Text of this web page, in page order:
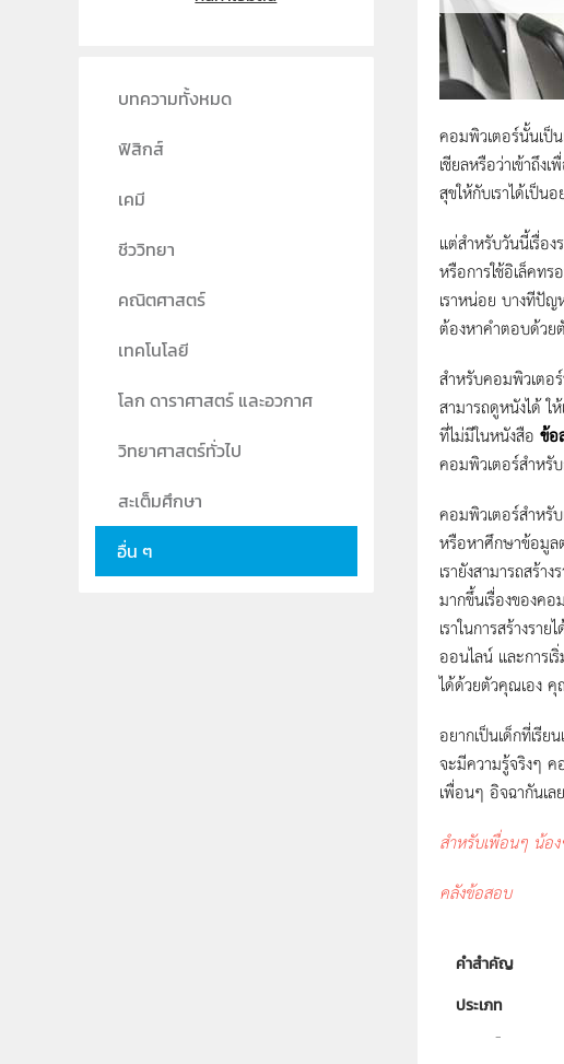
คอมพิวเตอร์นั้นเป็
เชียลหรือว่าเข้าถึ
สุขให้กับเราได้เป็นอ
แต่สำหรับวันนี้เรื่อ
หรือการใช้อิเล็คทร
เราหน่อย บางทีปัญ
ต้องหาคำตอบด้วย
สำหรับคอมพิวเตอร์
สามารถดูหนังได้ ใ
ที่ไม่มีในหนังสือ ข้อ
คอมพิวเตอร์สำหรับ
คอมพิวเตอร์สำหรับ
หรือหาศึกษาข้อมูล
เรายังสามารถสร้
มากขึ้นเรื่องของค
เราในการสร้างร
ออนไลน์ และการเ
ได้ด้วยตัวคุณเอง คุ
อยากเป็นเด็กที่เรี
จะมีความรู้จริงๆ ค
เพื่อนๆ อิจฉากันเล
สำหรับเพื่อนๆ น้อ
คลังข้อสอบ
คำสำคัญ
ประเภท
บทความทั้งหมด
ฟิสิกส์
เคมี
ชีววิทยา
คณิตศาสตร์
เทคโนโลยี
โลก ดาราศาสตร์ และอวกาศ
วิทยาศาสตร์ทั่วไป
สะเต็มศึกษา
อื่น ๆ